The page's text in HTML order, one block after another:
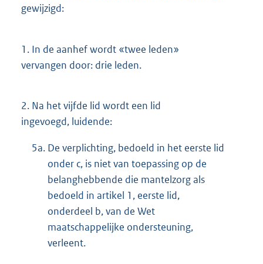
gewijzigd:
1. In de aanhef wordt «twee leden»
vervangen door: drie leden.
2. Na het vijfde lid wordt een lid
ingevoegd, luidende:
5a. De verplichting, bedoeld in het eerste lid
onder c, is niet van toepassing op de
belanghebbende die mantelzorg als
bedoeld in artikel 1, eerste lid,
onderdeel b, van de Wet
maatschappelijke ondersteuning,
verleent.